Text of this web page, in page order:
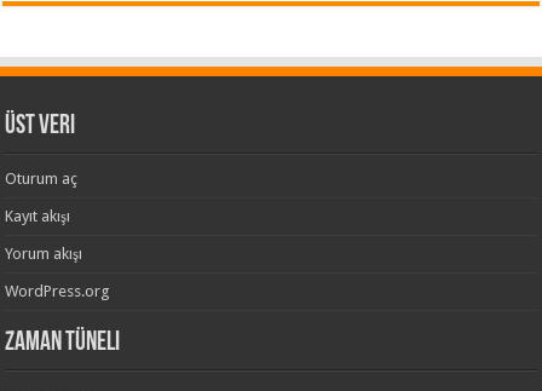
Üst veri
Oturum aç
Kayıt akışı
Yorum akışı
WordPress.org
Zaman Tüneli